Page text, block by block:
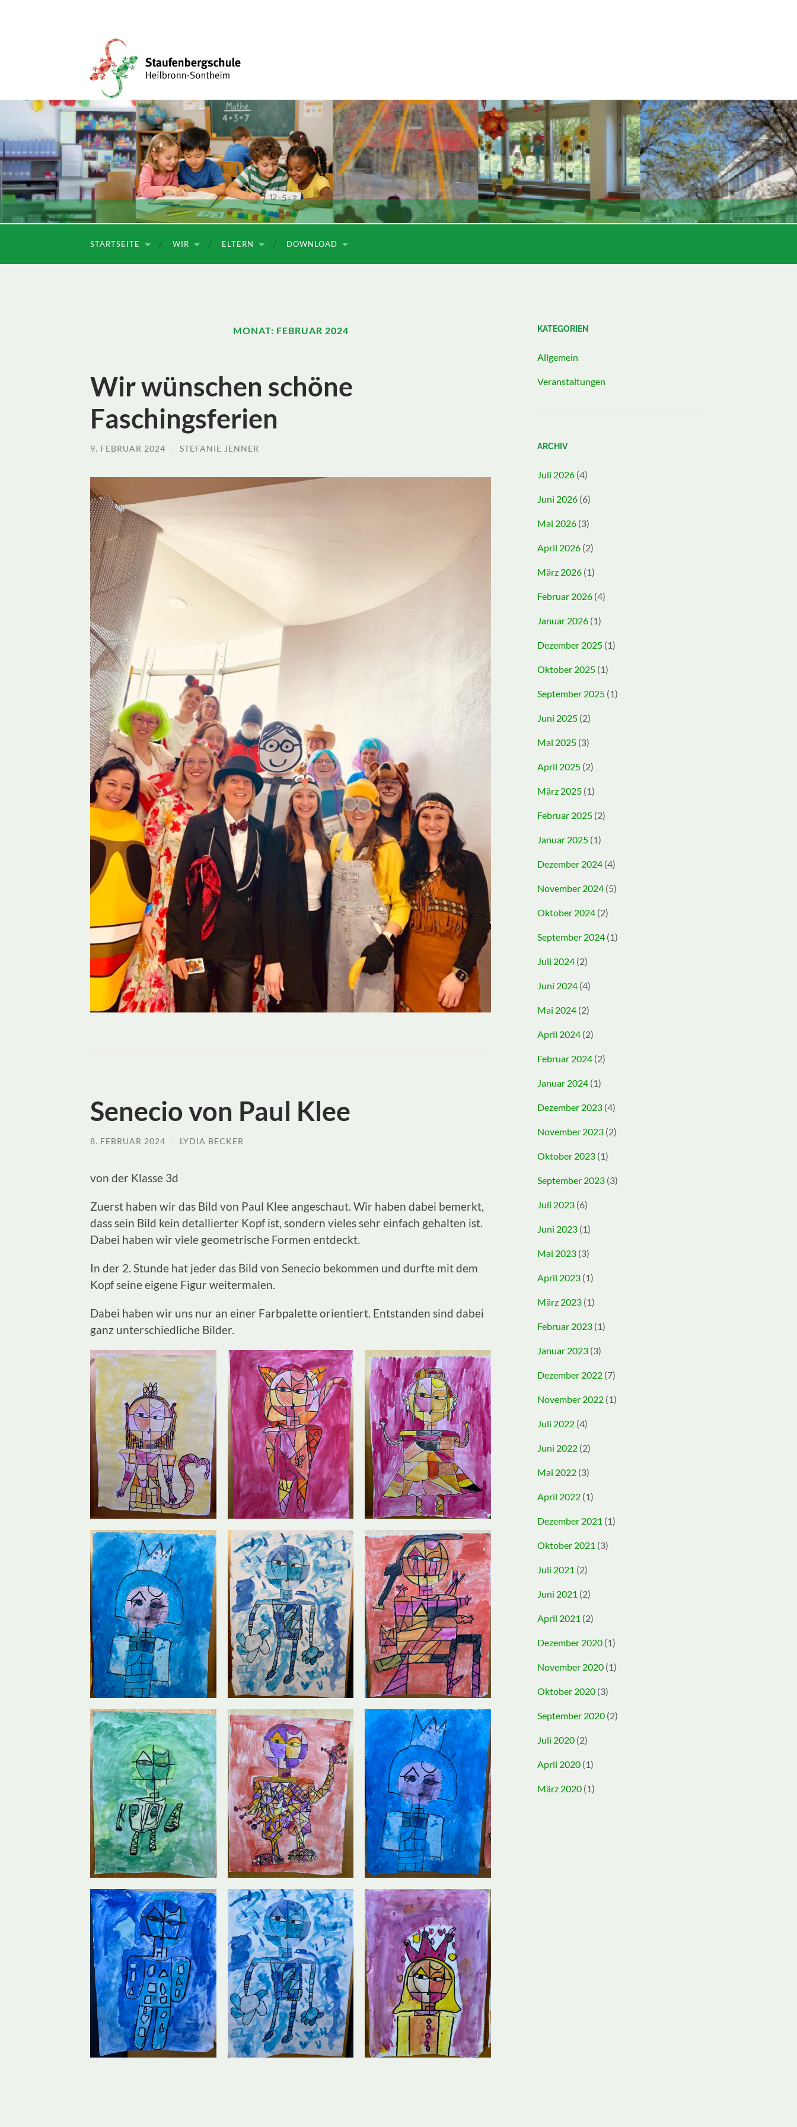
Staufenbergschule
STARTSEITE WIR ELTERN DOWNLOAD
MONAT: FEBRUAR 2024
Wir wünschen schöne
Faschingsferien
9. FEBRUAR 2024 STEFANIE JENNER
Senecio von Paul Klee
8. FEBRUAR 2024 LYDIA BECKER
von der Klasse 3d
Zuerst haben wir das Bild von Paul Klee angeschaut. Wir haben dabei bemerkt,
dass sein Bild kein detallierter Kopf ist, sondern vieles sehr einfach gehalten ist.
Dabei haben wir viele geometrische Formen entdeckt.
In der 2. Stunde hat jeder das Bild von Senecio bekommen und durfte mit dem
Kopf seine eigene Figur weitermalen.
Dabei haben wir uns nur an einer Farbpalette orientiert. Entstanden sind dabei
ganz unterschiedliche Bilder.
KATEGORIEN
Allgemein
Veranstaltungen
ARCHIV
Juli 2026 (4)
Juni 2026 (6)
Mai 2026 (3)
April 2026 (2)
März 2026 (1)
Februar 2026 (4)
Januar 2026 (1)
Dezember 2025 (1)
Oktober 2025 (1)
September 2025 (1)
Juni 2025 (2)
Mai 2025 (3)
April 2025 (2)
März 2025 (1)
Februar 2025 (2)
Januar 2025 (1)
Dezember 2024 (4)
November 2024 (5)
Oktober 2024 (2)
September 2024 (1)
Juli 2024 (2)
Juni 2024 (4)
Mai 2024 (2)
April 2024 (2)
Februar 2024 (2)
Januar 2024 (1)
Dezember 2023 (4)
November 2023 (2)
Oktober 2023 (1)
September 2023 (3)
Juli 2023 (6)
Juni 2023 (1)
Mai 2023 (3)
April 2023 (1)
März 2023 (1)
Februar 2023 (1)
Januar 2023 (3)
Dezember 2022 (7)
November 2022 (1)
Juli 2022 (4)
Juni 2022 (2)
Mai 2022 (3)
April 2022 (1)
Dezember 2021 (1)
Oktober 2021 (3)
Juli 2021 (2)
Juni 2021 (2)
April 2021 (2)
Dezember 2020 (1)
November 2020 (1)
Oktober 2020 (3)
September 2020 (2)
Juli 2020 (2)
April 2020 (1)
März 2020 (1)